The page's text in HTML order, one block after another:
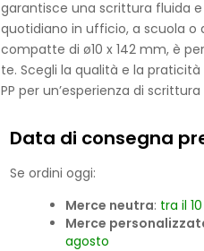
garantisce una scrittura fluida e
quotidiano in ufficio, a scuola o
compatte di ø10 x 142 mm, è
te. Scegli la qualità e la
PP per un’esperienza di
Data di consegna
Se ordini oggi:
Merce neutra: tra il
Merce
agosto